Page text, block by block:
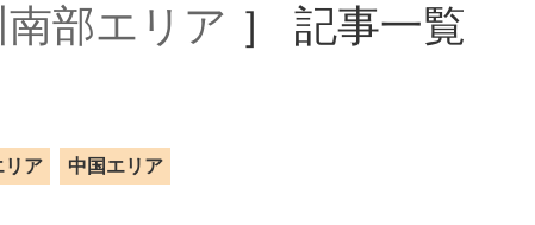
南部エリア ］ 記事一覧
リア 中国エリア